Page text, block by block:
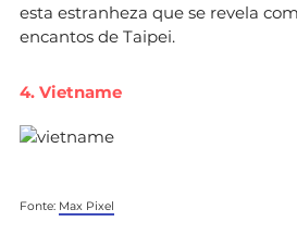
esta estranheza que se revela
encantos de Taipei.
4. Vietname
Fonte: Max Pixel